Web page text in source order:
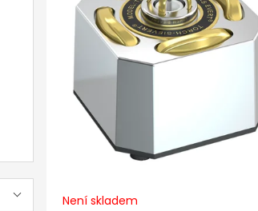
Není skladem